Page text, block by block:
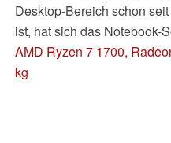
Desktop-Bereich schon
ist, hat sich das Notebook-
müssen. Doch genug
konnte uns Asus einen
und Nvidia-Hardware
AMD Ryzen 7 1700,
kg